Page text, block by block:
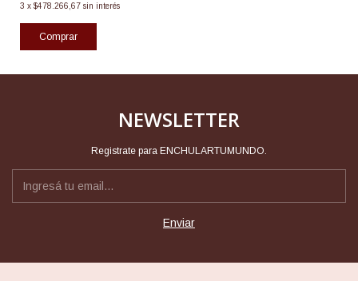
3 x $478.266,67 sin interés
Comprar
NEWSLETTER
Registrate para ENCHULARTUMUNDO.